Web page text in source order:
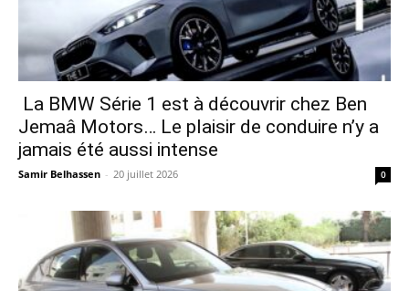
La BMW Série 1 est à découvrir chez Ben
Jemaâ Motors… Le plaisir de conduire n’y a
jamais été aussi intense
Samir Belhassen - 20 juillet 2026 0